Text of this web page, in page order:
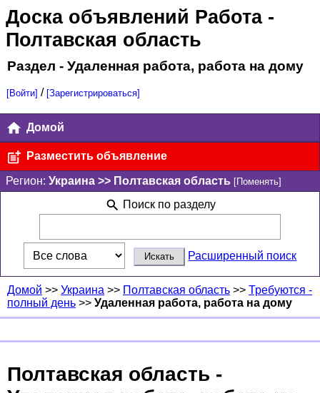
Доска объявлений Работа-
Полтавская область
Раздел - Удаленная работа, работа на дому
[Войти] / [Зарегистрироваться]
Домой
Разместить объявление
Регион: Украина >> Полтавская область [Поменять]
Поиск по разделу
Расширенный поиск
Домой >> Украина >> Полтавская область >> Требуются -
полный день >> Удаленная работа, работа на дому
Полтавская область -